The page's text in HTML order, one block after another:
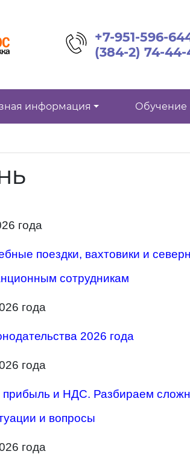
+7-951-596-
(384-2) 74-
информация Обучение
года
поездки, вахтовики и
сотрудникам
года
2026 года
года
прибыль и НДС. Разбираем
и вопросы
года